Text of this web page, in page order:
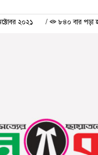
২০২১ / ৮৪০ বার পড়া